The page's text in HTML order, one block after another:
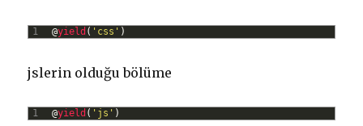
1 @yield ( 'css' )
jslerin olduğu bölüme
1 @yield ( 'js' )